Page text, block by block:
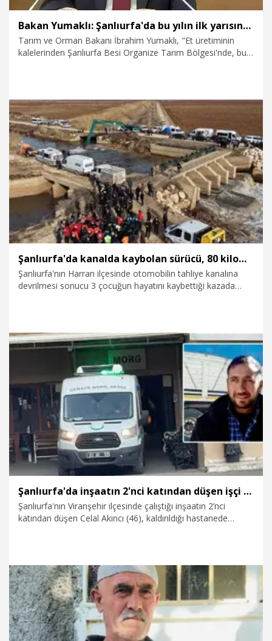
Bakan Yumaklı: Şanlıurfa'da bu yılın ilk yarısında 150 besi işletmesi daha faaliyete geçecek
Tarım ve Orman Bakanı İbrahim Yumaklı, "Et üretiminin
kalelerinden Şanlıurfa Besi Organize Tarım Bölgesi'nde, bu
13.01.2026 Politika
Şanlıurfa'da kanalda kaybolan sürücü, 80 kilometrelik alanda aranıyor
Şanlıurfa'nın Harran ilçesinde otomobilin tahliye kanalına
devrilmesi sonucu 3 çocuğun hayatını kaybettiği kazada
8.01.2026 Foto Galeri
Şanlıurfa'da inşaatın 2'nci katından düşen işçi öldü
Şanlıurfa'nın Viranşehir ilçesinde çalıştığı inşaatın 2’nci
katından düşen Celal Akıncı (46), kaldırıldığı hastanede
2.12.2025 Gündem